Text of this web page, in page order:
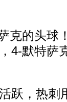
的头球
4-默特萨
，热刺